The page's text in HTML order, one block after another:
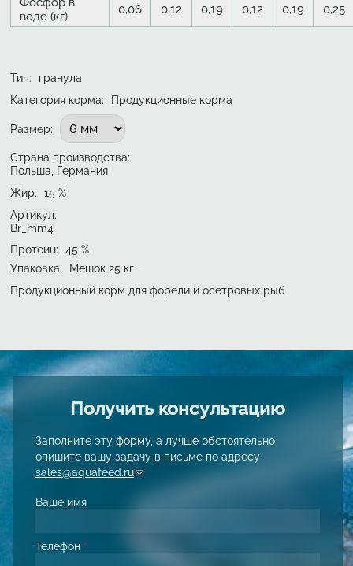
воде (кг)
0,06 0,12 0,19 0,12 0,19 0,25
Тип:
гранула
Категория корма:
Продукционные корма
Подобрать вариант
Размер:
Страна производства:
Польша, Германия
Жир: 15 %
Артикул:
Br_mm4
Протеин: 45 %
Упаковка:
Мешок 25 кг
Продукционный корм для форели и осетровых рыб
Получить консультацию
Заполните эту форму, а лучше обстоятельно
опишите вашу задачу в письме по адресу
sales@aquafeed.ru(link sends e-mail)
Ваше имя
Телефон *